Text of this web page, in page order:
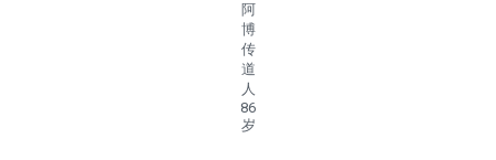
阿
博
传
道
人
86
岁